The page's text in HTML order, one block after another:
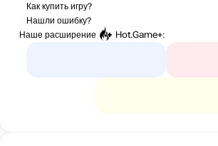
Как купить игру?
Нашли ошибку?
Наше расширение
Hot.Game+: